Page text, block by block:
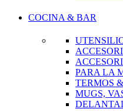
COCINA & BAR
PARA LA
TERMOS
MUGS,